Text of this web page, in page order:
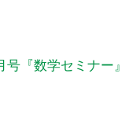
号『数学セミナー』